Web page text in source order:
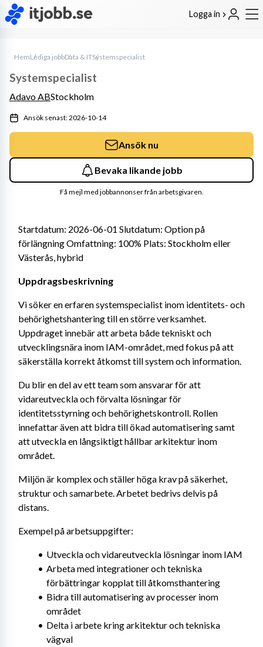
Logga in
HemLediga jobbData & ITSystemspecialist
Startdatum: 2026-06-01 Slutdatum: Option på
förlängning Omfattning: 100% Plats: Stockholm eller
Västerås, hybrid
Uppdragsbeskrivning
Vi söker en erfaren systemspecialist inom identitets- och
behörighetshantering till en större verksamhet.
Uppdraget innebär att arbeta både tekniskt och
utvecklingsnära inom IAM-området, med fokus på att
säkerställa korrekt åtkomst till system och information.
Du blir en del av ett team som ansvarar för att
vidareutveckla och förvalta lösningar för
identitetsstyrning och behörighetskontroll. Rollen
innefattar även att bidra till ökad automatisering samt
att utveckla en långsiktigt hållbar arkitektur inom
området.
Miljön är komplex och ställer höga krav på säkerhet,
struktur och samarbete. Arbetet bedrivs delvis på
distans.
Exempel på arbetsuppgifter:
Utveckla och vidareutveckla lösningar inom IAM
Arbeta med integrationer och tekniska
förbättringar kopplat till åtkomsthantering
Bidra till automatisering av processer inom
området
Delta i arbete kring arkitektur och tekniska
vägval
Systemspecialist
Adavo ABStockholm
Ansök senast: 2026-10-14
Ansök nu
Bevaka likande jobb
Få mejl med jobbannonser från arbetsgivaren.